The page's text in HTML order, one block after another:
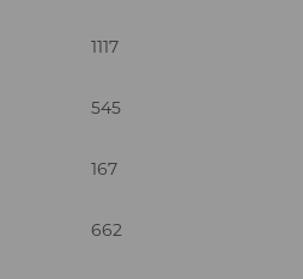
1117
545
167
662